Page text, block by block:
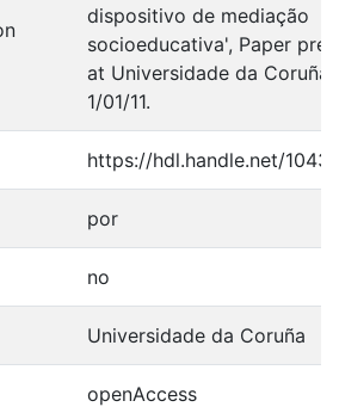
dispositivo de mediação
socioeducativa', Paper
at Universidade da Coruña,
1/01/11.
https://hdl.handle.net/
por
no
Universidade da Coruña
openAccess